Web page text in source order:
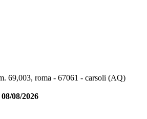
69,003, roma - 67061 - carsoli (AQ)
08/08/2026